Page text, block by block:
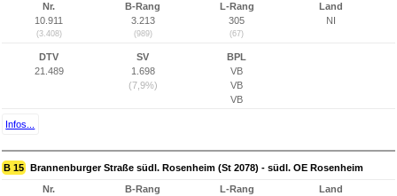
Nr.
10.911
(3.408)
B-Rang
3.213
(989)
L-Rang
305
(67)
Land
NI
DTV
21.489
SV
1.698
(7,9%)
BPL
VB
VB
VB
Infos...
B 15 Brannenburger Straße südl. Rosenheim (St 2078) - südl. OE Rosenheim
Nr.
B-Rang
L-Rang
Land